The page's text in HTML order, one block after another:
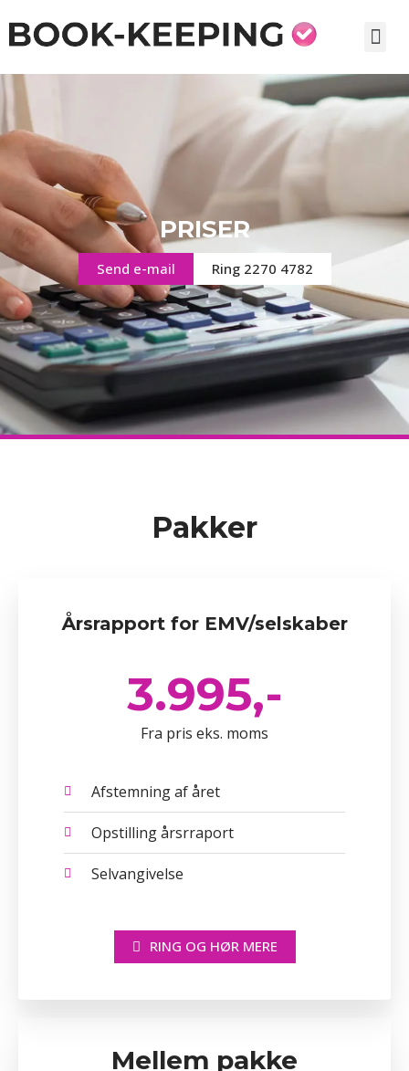
PRISER
Send e-mail Ring 2270 4782
Pakker
Årsrapport for EMV/selskaber
3.995,-
Fra pris eks. moms
Afstemning af året
Opstilling årsrraport
Selvangivelse
RING OG HØR MERE
Mellem pakke